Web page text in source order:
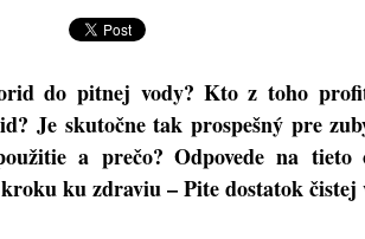
do pitnej vody? Kto z toho
Je skutočne tak prospešný pre
a prečo? Odpovede na tieto
ku zdraviu – Pite dostatok